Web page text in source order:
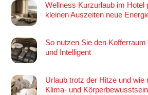
Wellness Kurzurlaub im Hotel
kleinen Auszeiten neue
So nutzen Sie den
und Intelligent
Urlaub trotz der Hitze und wie
Klima- und